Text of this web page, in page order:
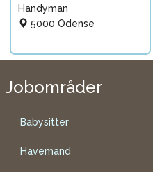
Handyman
5000 Odense
Jobområder
Babysitter
Havemand